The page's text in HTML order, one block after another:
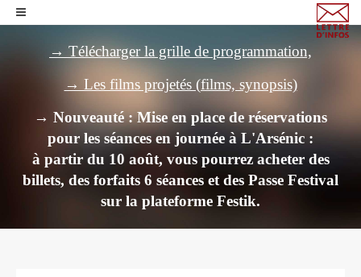
→ Télécharger la grille de programmation,
→ Les films projetés (films, synopsis)
→ Nouveauté : Mise en place de réservations
pour les séances en journée à L'Arsénic :
à partir du 10 août, vous pourrez acheter des
billets, des forfaits 6 séances et des Passe Festival
sur la plateforme Festik.